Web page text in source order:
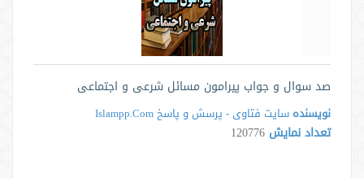
صد سوال و جواب پیرامون مسائل شرعی و اجتماعی
نویسنده سایت فتاوی - پرسش و پاسخ Islampp.Com
تعداد نمایش 120776